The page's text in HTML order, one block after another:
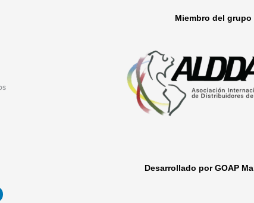
Miembro del grupo
Desarrollado por GOAP